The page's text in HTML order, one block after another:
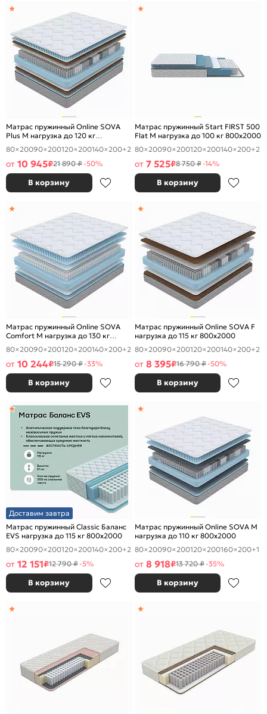
Матрас пружинный Online SOVA
Plus M нагрузка до 120 кг
800x2000
80×20090×200120×200140×200+2
от 10 945₽21 890 ₽-50%
В корзину
Матрас пружинный Start FIRST 500
Flat M нагрузка до 100 кг 800x2000
80×20090×200120×200140×200+2
от 7 525₽8 750 ₽-14%
В корзину
Матрас пружинный Online SOVA
Comfort M нагрузка до 130 кг
800x2000
80×20090×200120×200140×200+2
от 10 244₽15 290 ₽-33%
В корзину
Матрас пружинный Online SOVA F
нагрузка до 115 кг 800x2000
80×20090×200120×200140×200+2
от 8 395₽16 790 ₽-50%
В корзину
Доставим завтра
Матрас пружинный Classic Баланс
EVS нагрузка до 115 кг 800x2000
80×20090×200120×200140×200+2
от 12 151₽12 790 ₽-5%
В корзину
Матрас пружинный Online SOVA M
нагрузка до 110 кг 800x2000
80×20090×200120×200160×200+1
от 8 918₽13 720 ₽-35%
В корзину